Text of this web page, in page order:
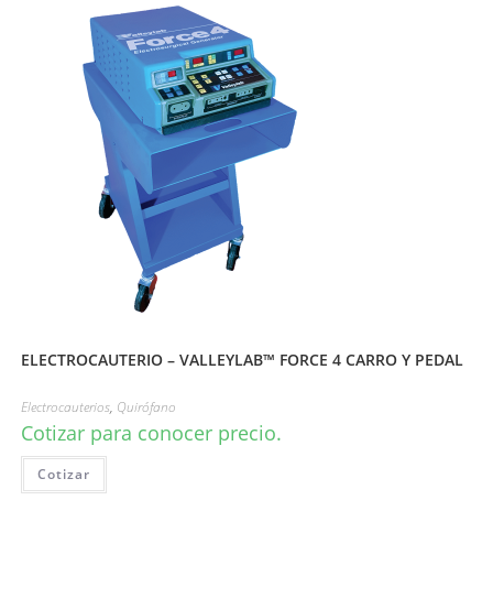
ELECTROCAUTERIO – VALLEYLAB™ FORCE 4 CARRO Y PEDAL
Electrocauterios, Quirófano
Cotizar para conocer precio.
Cotizar